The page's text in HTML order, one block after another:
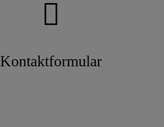
Kontaktformular